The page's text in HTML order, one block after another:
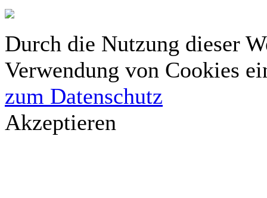
Durch die Nutzung dieser
Verwendung von Cookies
zum Datenschutz
Akzeptieren